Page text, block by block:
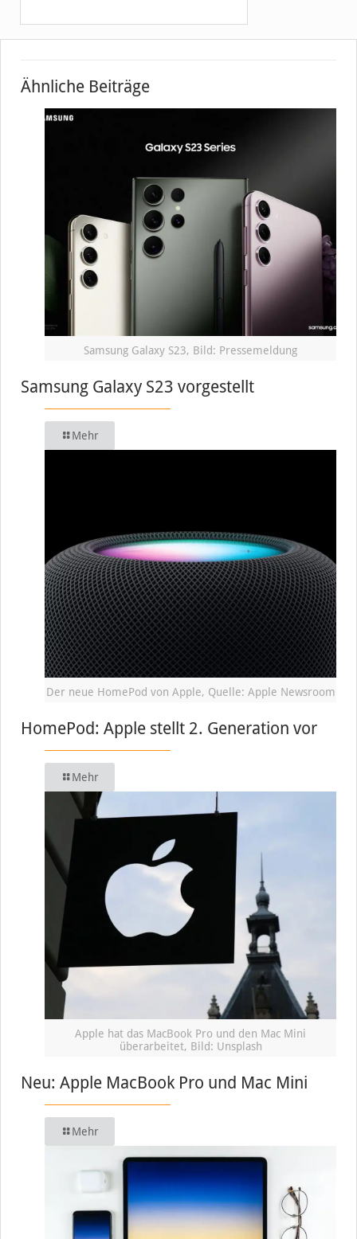
Ähnliche Beiträge
Samsung Galaxy S23, Bild: Pressemeldung
Samsung Galaxy S23 vorgestellt
Mehr
Der neue HomePod von Apple, Quelle: Apple Newsroom
HomePod: Apple stellt 2. Generation vor
Mehr
Apple hat das MacBook Pro und den Mac Mini
überarbeitet, Bild: Unsplash
Neu: Apple MacBook Pro und Mac Mini
Mehr